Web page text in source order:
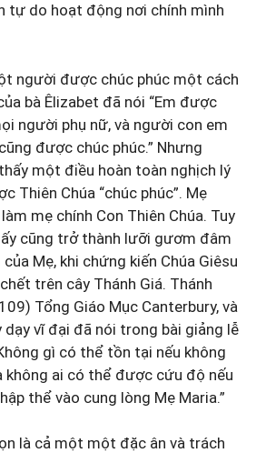
tự do hoạt động nơi chính mình
người được chúc phúc một cách
bà Êlizabet đã nói “Em được
người phụ nữ, và người con em
được chúc phúc.” Nhưng
một điều hoàn toàn nghịch lý
Thiên Chúa “chúc phúc”. Mẹ
mẹ chính Con Thiên Chúa. Tuy
cũng trở thành lưỡi gươm đâm
Mẹ, khi chứng kiến Chúa Giêsu
trên cây Thánh Giá. Thánh
Tổng Giáo Mục Canterbury, và
vĩ đại đã nói trong bài giảng lễ
gì có thể tồn tại nếu không
không ai có thể được cứu độ nếu
thể vào cung lòng Mẹ Maria.”
là cả một một đặc ân và trách